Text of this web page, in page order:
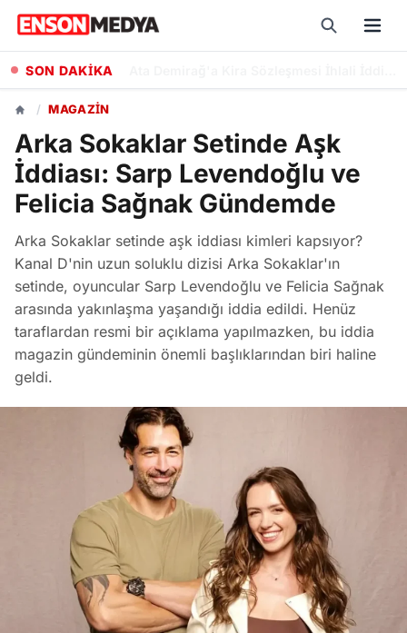
SON DAKİKA
/ MAGAZIN
Arka Sokaklar Setinde Aşk
İddiası: Sarp Levendoğlu ve
Felicia Sağnak Gündemde
Arka Sokaklar setinde aşk iddiası kimleri kapsıyor?
Kanal D'nin uzun soluklu dizisi Arka Sokaklar'ın
setinde, oyuncular Sarp Levendoğlu ve Felicia Sağnak
arasında yakınlaşma yaşandığı iddia edildi. Henüz
taraflardan resmi bir açıklama yapılmazken, bu iddia
magazin gündeminin önemli başlıklarından biri haline
geldi.